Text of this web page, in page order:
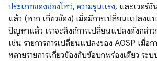
ประเภทของช่องโหว่, ความรุนแรง, และเวอร์ชั
แล้ว (หาก เกี่ยวข้อง) เมื่อมีการเปลี่ยนแปลงแ
ปัญหาแล้ว เราจะลิงก์การเปลี่ยนแปลงดังกล่า
เช่น รายการการเปลี่ยนแปลงของ AOSP เมื่อ
หลายรายการเกี่ยวข้องกับข้อบกพร่องเดียว ระ